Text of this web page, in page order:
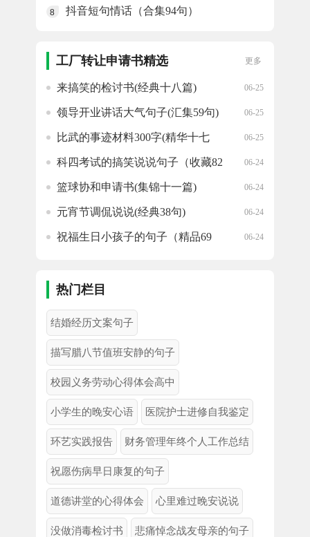
8 抖音短句情话（合集94句）
工厂转让申请书精选 更多
来搞笑的检讨书(经典十八篇) 06-25
领导开业讲话大气句子(汇集59句) 06-25
比武的事迹材料300字(精华十七
06-25
科四考试的搞笑说说句子（收藏82
06-24
篮球协和申请书(集锦十一篇) 06-24
元宵节调侃说说(经典38句) 06-24
祝福生日小孩子的句子（精品69
06-24
热门栏目
结婚经历文案句子
描写腊八节值班安静的句子
校园义务劳动心得体会高中
小学生的晚安心语 医院护士进修自我鉴定
环艺实践报告 财务管理年终个人工作总结
祝愿伤病早日康复的句子
道德讲堂的心得体会 心里难过晚安说说
没做消毒检讨书 悲痛悼念战友母亲的句子